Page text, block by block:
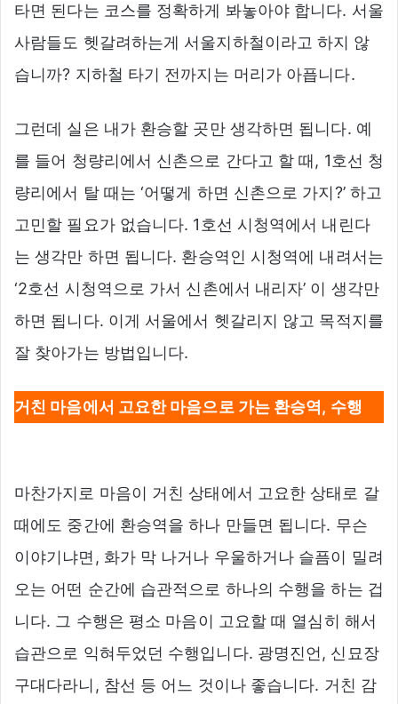
타면 된다는 코스를 정확하게 봐놓아야 합니다. 서울
사람들도 헷갈려하는게 서울지하철이라고 하지 않
습니까? 지하철 타기 전까지는 머리가 아픕니다.
그런데 실은 내가 환승할 곳만 생각하면 됩니다. 예
를 들어 청량리에서 신촌으로 간다고 할 때, 1호선 청
량리에서 탈 때는 ‘어떻게 하면 신촌으로 가지?’ 하고
고민할 필요가 없습니다. 1호선 시청역에서 내린다
는 생각만 하면 됩니다. 환승역인 시청역에 내려서는
‘2호선 시청역으로 가서 신촌에서 내리자’ 이 생각만
하면 됩니다. 이게 서울에서 헷갈리지 않고 목적지를
잘 찾아가는 방법입니다.
거친 마음에서 고요한 마음으로 가는 환승역, 수행
마찬가지로 마음이 거친 상태에서 고요한 상태로 갈
때에도 중간에 환승역을 하나 만들면 됩니다. 무슨
이야기냐면, 화가 막 나거나 우울하거나 슬픔이 밀려
오는 어떤 순간에 습관적으로 하나의 수행을 하는 겁
니다. 그 수행은 평소 마음이 고요할 때 열심히 해서
습관으로 익혀두었던 수행입니다. 광명진언, 신묘장
구대다라니, 참선 등 어느 것이나 좋습니다. 거친 감